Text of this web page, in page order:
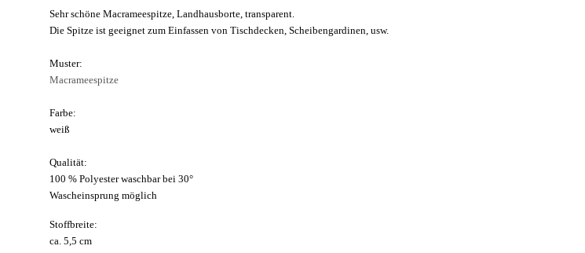
Sehr schöne Macrameespitze, Landhausborte, transparent.
Die Spitze ist geeignet zum Einfassen von Tischdecken, Scheibengardinen, usw.
Muster:
Macrameespitze
Farbe:
weiß
Qualität:
100 % Polyester waschbar bei 30°
Wascheinsprung möglich
Stoffbreite:
ca. 5,5 cm